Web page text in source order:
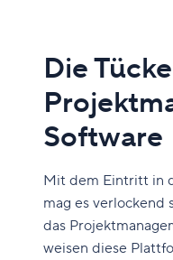
Die
Software
Mit dem Eintritt in
mag es verlockend
das
weisen diese